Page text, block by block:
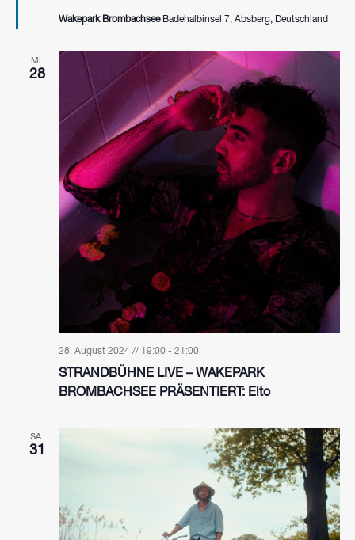
Wakepark Brombachsee Badehalbinsel 7, Absberg, Deutschland
MI.
28
STRANDBÜHNE LIVE – WAKEPARK
BROMBACHSEE PRÄSENTIERT: Elto
28. August 2024 // 19:00 - 21:00
SA.
31